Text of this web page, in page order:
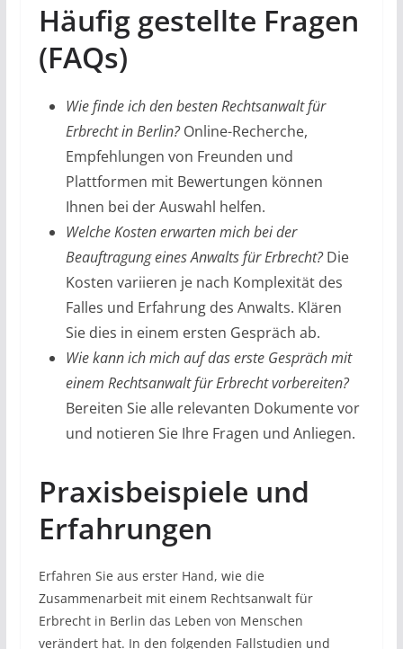
Häufig gestellte Fragen
(FAQs)
Wie finde ich den besten Rechtsanwalt für
Erbrecht in Berlin?Online-Recherche,
Empfehlungen von Freunden und
Plattformen mit Bewertungen können
Ihnen bei der Auswahl helfen.
Welche Kosten erwarten mich bei der
Beauftragung eines Anwalts für Erbrecht?Die
Kosten variieren je nach Komplexität des
Falles und Erfahrung des Anwalts. Klären
Sie dies in einem ersten Gespräch ab.
Wie kann ich mich auf das erste Gespräch mit
einem Rechtsanwalt für Erbrecht vorbereiten?
Bereiten Sie alle relevanten Dokumente vor
und notieren Sie Ihre Fragen und Anliegen.
Praxisbeispiele und
Erfahrungen
Erfahren Sie aus erster Hand, wie die
Zusammenarbeit mit einem Rechtsanwalt für
Erbrecht in Berlin das Leben von Menschen
verändert hat. In den folgenden Fallstudien und